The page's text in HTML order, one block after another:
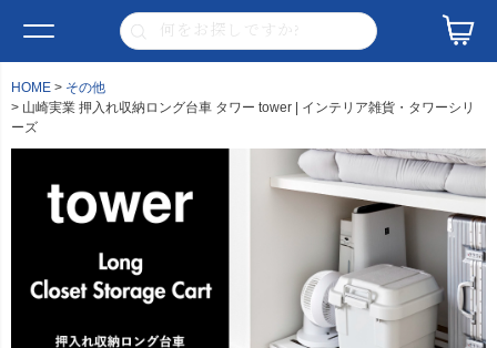
HOME
その他
山崎実業 押入れ収納ロング台車 タワー tower | インテリア雑貨・タワーシリ
ーズ